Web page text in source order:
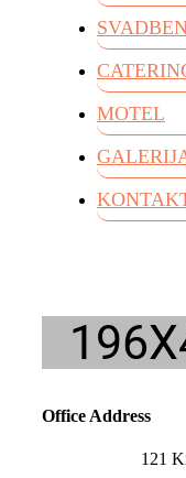
MOTEL
Office Address
121